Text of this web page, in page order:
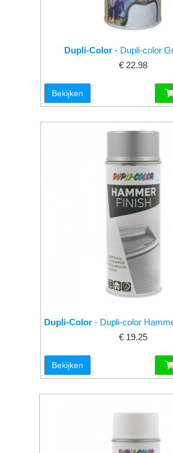
Dupli-Color - Dupli-color
€ 22.98
Bekijken
Dupli-Color - Dupli-color
€ 19.25
Bekijken